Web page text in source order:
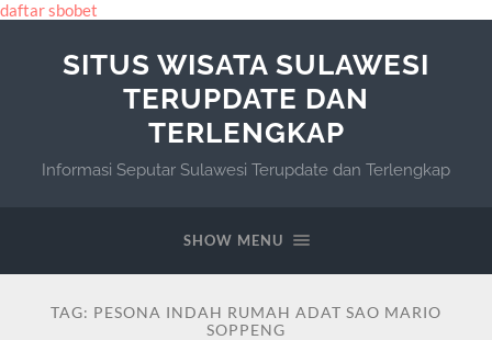
daftar sbobet
SITUS WISATA SULAWESI
TERUPDATE DAN
TERLENGKAP
Informasi Seputar Sulawesi Terupdate dan Terlengkap
SHOW MENU
TAG: PESONA INDAH RUMAH ADAT SAO MARIO
SOPPENG